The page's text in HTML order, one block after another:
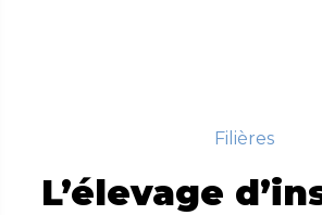
Filières
L’élevage